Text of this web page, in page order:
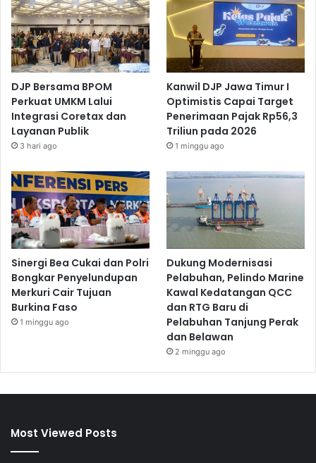
DJP Bersama BPOM
Perkuat UMKM Lalui
Integrasi Coretax dan
Layanan Publik
3 hari ago
Kanwil DJP Jawa Timur I
Optimistis Capai Target
Penerimaan Pajak Rp56,3
Triliun pada 2026
1 minggu ago
Sinergi Bea Cukai dan Polri
Bongkar Penyelundupan
Merkuri Cair Tujuan
Burkina Faso
1 minggu ago
Dukung Modernisasi
Pelabuhan, Pelindo Marine
Kawal Kedatangan QCC
dan RTG Baru di
Pelabuhan Tanjung Perak
dan Belawan
2 minggu ago
Most Viewed Posts